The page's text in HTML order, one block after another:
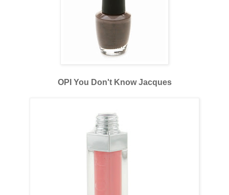
OPI You Don't Know Jacques